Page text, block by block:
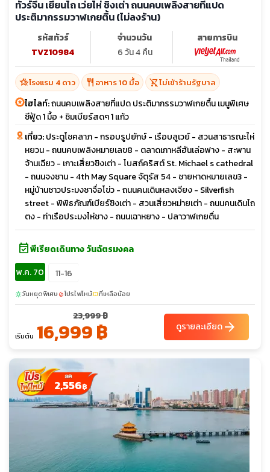
ทัวร์จีน เยี่ยนไถ เว่ยไห่ ชิงเต่า ถนนคบเพลิงสายที่แปด
ประติมากรรมวาฬเกยตื้น (ไม่ลงร้าน)
รหัสทัวร์
TVZ10984
จำนวนวัน
6 วัน 4 คืน
สายการบิน
hotel_classโรงแรม 4 ดาว restaurant อาหาร 10 มื้อ shopping_cart_offไม่เข้าร้านรัฐบาล
ไฮไลท์:ถนนคบเพลิงสายที่แปด ประติมากรรมวาฬเกยตื้น เมนูพิเศษ
ซีฟู้ด 1 มื้อ + ชิมเบียร์สดๆ 1 แก้ว
เที่ยว:ประตูโชคลาภ - กรอบรูปยักษ์ - เรือบลูเวย์ - สวนสาธารณะไห่
หยวน - ถนนคบเพลิงหมายเลข8 - ตลาดเกาหลีฮันเล่อฟาง - สะพาน
จ้านเฉียว - เกาะเสี่ยวชิงเต่า - โบสถ์คริสต์ St. Michael s cathedral
- ถนนจงซาน - 4th May Square จัตุรัส 54 - ชายหาดหมายเลข3 -
หมู่บ้านชาวประมงซาจื่อโข่ว - ถนนคนเดินหลงเจียง - Silverfish
street - พิพิธภัณฑ์เบียร์ชิงเต่า - สวนเสี่ยวหม่ายเต่า - ถนนคนเดินไถ
ตง - ท่าเรือประมงไห่ชาง - ถนนเฉาหยาง - ปลาวาฬเกยตื่น
event_availableพีเรียดเดินทาง วันฉัตรมงคล
พ.ค. 70
11-16
sunnyวันหยุดพิเศษlocal_fire_departmentโปรไฟไหม้confirmation_numberที่เหลือน้อย
เริ่มต้น
23,999 ฿
16,999 ฿ ดูรายละเอียดarrow_forward
2,556฿